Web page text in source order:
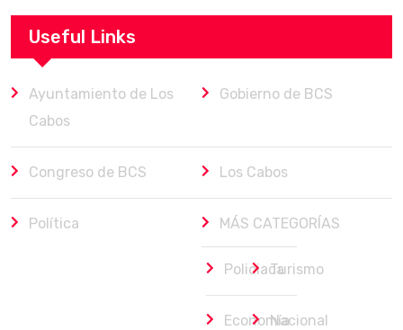
Useful Links
Ayuntamiento de Los
Cabos
Gobierno de BCS
Congreso de BCS Los Cabos
Política MÁS CATEGORÍAS
PoliciacaTurismo
EconomíaNacional